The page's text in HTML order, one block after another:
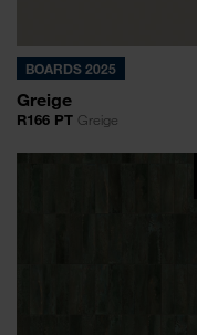
BOARDS 2025
Greige
R166 PT Greige